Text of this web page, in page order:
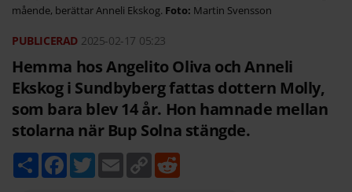
mående, berättar Anneli Ekskog.
Martin Svensson
2025-02-17 05:23
Hemma hos Angelito Oliva och Anneli
Ekskog i Sundbyberg fattas dottern Molly,
som bara blev 14 år. Hon hamnade mellan
stolarna när Bup Solna stängde.
D
e
F T
w
E
m
C
o